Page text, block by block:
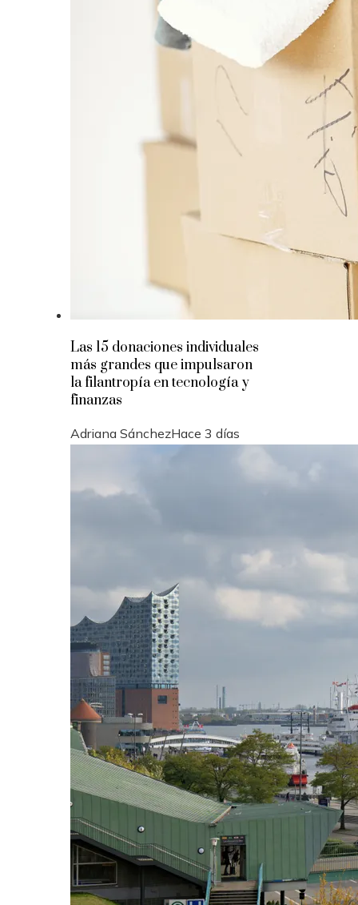
Las 15 donaciones individuales
más grandes que impulsaron
la filantropía en tecnología y
finanzas
Adriana SánchezHace 3 días